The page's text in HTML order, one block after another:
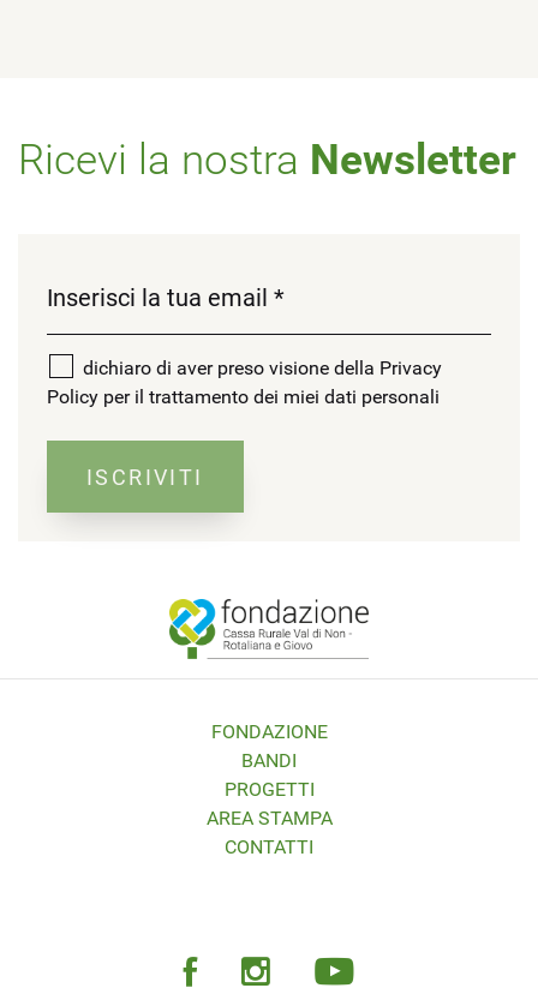
Ricevi la nostra Newsletter
dichiaro di aver preso visione della Privacy
Policy per il trattamento dei miei dati personali
ISCRIVITI
FONDAZIONE
BANDI
PROGETTI
AREA STAMPA
CONTATTI